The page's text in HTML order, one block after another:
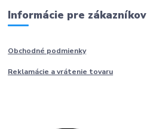
Informácie pre zákazníkov
Obchodné podmienky
Reklamácie a vrátenie tovaru